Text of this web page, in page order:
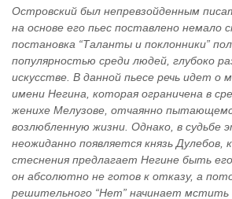
Островский был непревзойденным
на основе его пьес поставлено немало
постановка “Таланты и поклонники”
популярностью среди людей, глубоко
искусстве. В данной пьесе речь идет о
имени Негина, которая ограничена в
женихе Мелузове, отчаянно
возлюбленную жизни. Однако, в судьбе
неожиданно появляется князь Дулебов,
стеснения предлагает Негине быть
он абсолютно не готов к отказу, а
решительного “Нет” начинает мстить